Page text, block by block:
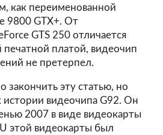
как переименованной
9800 GTX+. От
GTS 250 отличается
платой, видеочип
не претерпел.
закончить эту статью, но
истории видеочипа G92. Он
2007 в виде видеокарты
этой видеокарты был